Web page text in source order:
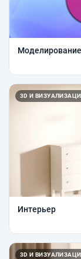
3D И
Интерьер
3D И